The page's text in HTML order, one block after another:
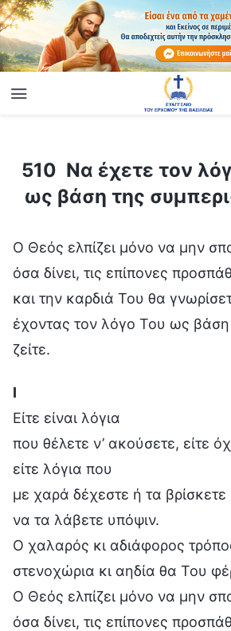
510 Να έχετε τον
ως βάση της
Ο Θεός ελπίζει μόνο να μην
όσα δίνει, τις επίπονες
και την καρδιά Του θα
έχοντας τον λόγο Του ως
ζείτε.
Ⅰ
Είτε είναι λόγια
που θέλετε ν’ ακούσετε, είτε
είτε λόγια που
με χαρά δέχεστε ή τα
να τα λάβετε υπόψιν.
Ο χαλαρός κι αδιάφορος
στενοχώρια κι αηδία θα Του
Ο Θεός ελπίζει μόνο να μην
όσα δίνει, τις επίπονες